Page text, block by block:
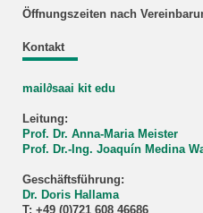
Öffnungszeiten nach
Kontakt
mail∂saai kit edu
Leitung:
Prof. Dr. Anna-Maria Meister
Prof. Dr.-Ing. Joaquín Medina
Geschäftsführung:
Dr. Doris Hallama
T: +49 (0)721 608 46686